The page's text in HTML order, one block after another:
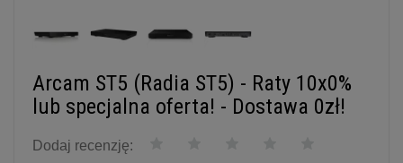
Arcam ST5 (Radia ST5) - Raty 10x0%
lub specjalna oferta! - Dostawa 0zł!
Dodaj recenzję: